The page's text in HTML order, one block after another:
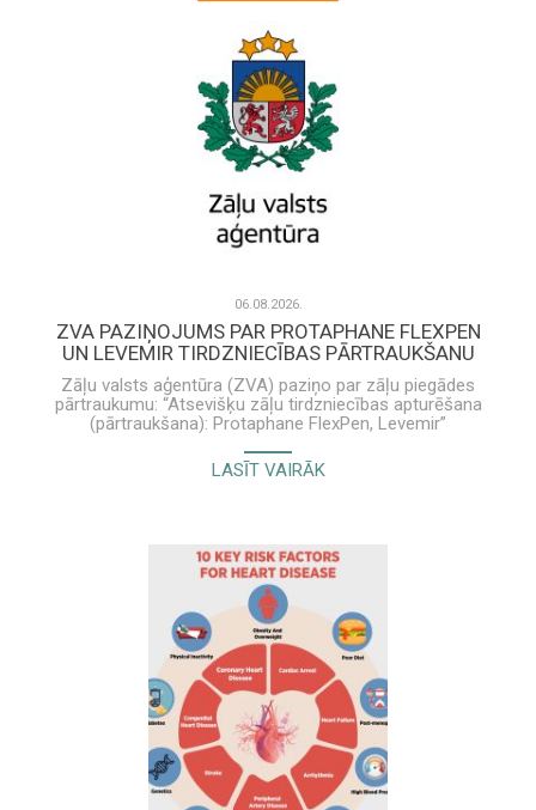
06.08.2026.
ZVA PAZIŅOJUMS PAR PROTAPHANE FLEXPEN
UN LEVEMIR TIRDZNIECĪBAS PĀRTRAUKŠANU
Zāļu valsts aģentūra (ZVA) paziņo par zāļu piegādes
pārtraukumu: “Atsevišķu zāļu tirdzniecības apturēšana
(pārtraukšana): Protaphane FlexPen, Levemir”
Novo Nordisk Latvia SIA informācija veselības aprūpes
speciālistam par Levemir un Protaphane FlexPen ir
LASĪT VAIRĀK